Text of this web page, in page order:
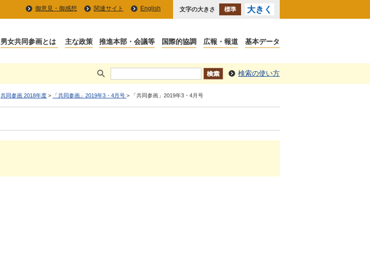
御意見・御感想 関連サイト English 文字の大きさ 標準 大きく
検索の使い方
共同参画 2018年度 > 「共同参画」2019年3・4月号 > 「共同参画」2019年3・4月号